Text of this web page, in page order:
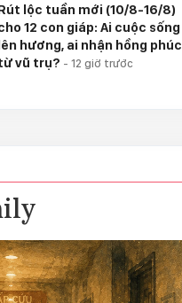
lộc tuần mới (10/8-16/8)
12 con giáp: Ai cuộc sống
hương, ai nhận hồng phúc
vũ trụ? - 12 giờ trước